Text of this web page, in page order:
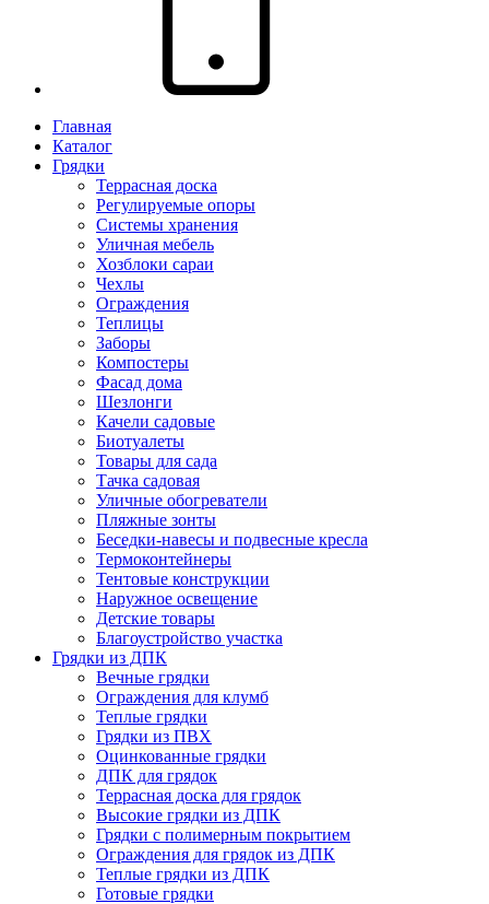
Главная
Каталог
Грядки
Террасная доска
Регулируемые опоры
Системы хранения
Уличная мебель
Хозблоки сараи
Чехлы
Ограждения
Теплицы
Заборы
Компостеры
Фасад дома
Шезлонги
Качели садовые
Биотуалеты
Товары для сада
Тачка садовая
Уличные обогреватели
Пляжные зонты
Беседки-навесы и подвесные кресла
Термоконтейнеры
Тентовые конструкции
Наружное освещение
Детские товары
Благоустройство участка
Грядки из ДПК
Вечные грядки
Ограждения для клумб
Теплые грядки
Грядки из ПВХ
Оцинкованные грядки
ДПК для грядок
Террасная доска для грядок
Высокие грядки из ДПК
Грядки с полимерным покрытием
Ограждения для грядок из ДПК
Теплые грядки из ДПК
Готовые грядки